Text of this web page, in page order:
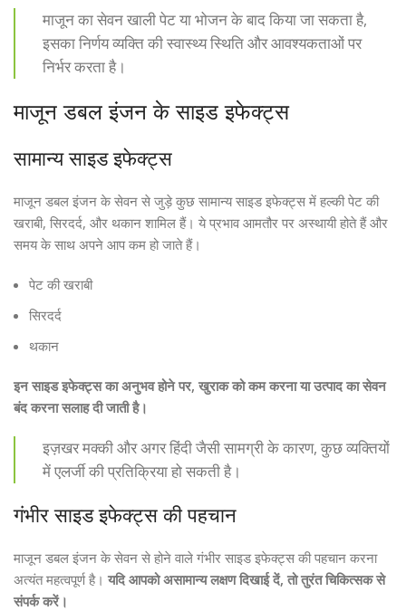
माजून का सेवन खाली पेट या भोजन के बाद किया जा सकता है,
इसका निर्णय व्यक्ति की स्वास्थ्य स्थिति और आवश्यकताओं पर
निर्भर करता है।
माजून डबल इंजन के साइड इफेक्ट्स
सामान्य साइड इफेक्ट्स
माजून डबल इंजन के सेवन से जुड़े कुछ सामान्य साइड इफेक्ट्स में हल्की पेट की
खराबी, सिरदर्द, और थकान शामिल हैं। ये प्रभाव आमतौर पर अस्थायी होते हैं और
समय के साथ अपने आप कम हो जाते हैं।
पेट की खराबी
सिरदर्द
थकान
इन साइड इफेक्ट्स का अनुभव होने पर, खुराक को कम करना या उत्पाद का सेवन
बंद करना सलाह दी जाती है।
इज़खर मक्की और अगर हिंदी जैसी सामग्री के कारण, कुछ व्यक्तियों
में एलर्जी की प्रतिक्रिया हो सकती है।
गंभीर साइड इफेक्ट्स की पहचान
माजून डबल इंजन के सेवन से होने वाले गंभीर साइड इफेक्ट्स की पहचान करना
अत्यंत महत्वपूर्ण है। यदि आपको असामान्य लक्षण दिखाई दें, तो तुरंत चिकित्सक से
संपर्क करें।